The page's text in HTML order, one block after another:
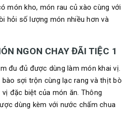
món kho, món rau củ xào cùng với
hỏi số lượng món nhiều hơn và
NGON CHAY ĐÃI TIỆC 1
đu đủ được dùng làm món khai vị.
sợi trộn cùng lạc rang và thịt bò
đặc biệt của món ăn. Thông
dùng kèm với nước chấm chua